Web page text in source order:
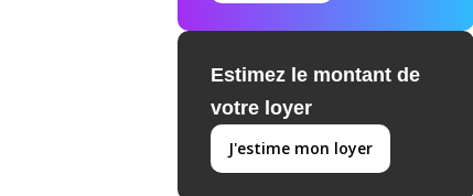
Estimez le montant de
votre loyer
J'estime mon loyer